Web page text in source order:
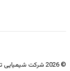
© 2026 شرکت شیمیایی تاک رزین کاوه. تمام حقوق محفوظ است